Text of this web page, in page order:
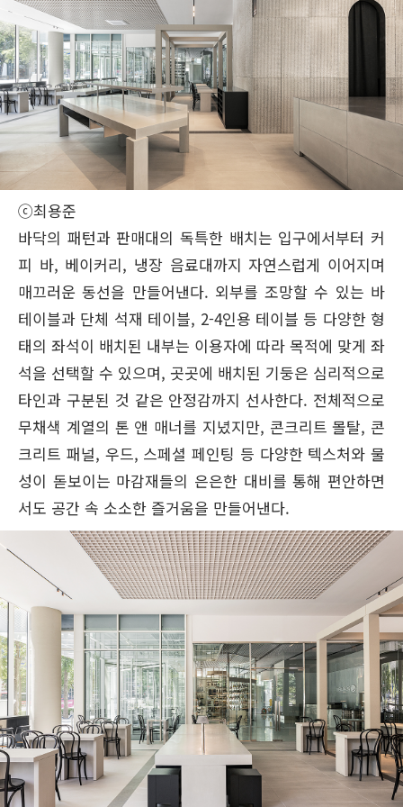
ⓒ최용준
바닥의 패턴과 판매대의 독특한 배치는 입구에서부터 커
피 바, 베이커리, 냉장 음료대까지 자연스럽게 이어지며
매끄러운 동선을 만들어낸다. 외부를 조망할 수 있는 바
테이블과 단체 석재 테이블, 2-4인용 테이블 등 다양한 형
태의 좌석이 배치된 내부는 이용자에 따라 목적에 맞게 좌
석을 선택할 수 있으며, 곳곳에 배치된 기둥은 심리적으로
타인과 구분된 것 같은 안정감까지 선사한다. 전체적으로
무채색 계열의 톤 앤 매너를 지녔지만, 콘크리트 몰탈, 콘
크리트 패널, 우드, 스페셜 페인팅 등 다양한 텍스처와 물
성이 돋보이는 마감재들의 은은한 대비를 통해 편안하면
서도 공간 속 소소한 즐거움을 만들어낸다.